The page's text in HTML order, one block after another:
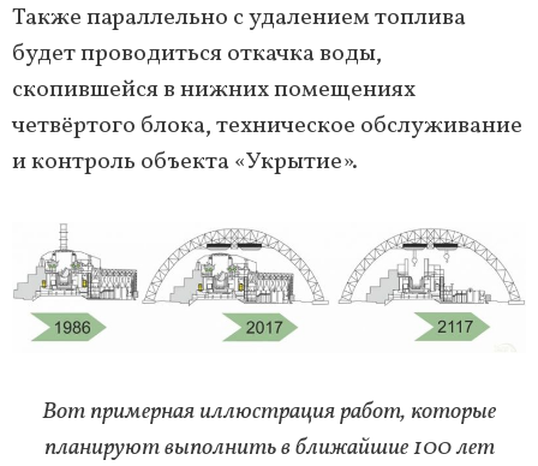
Также параллельно с удалением топлива
будет проводиться откачка воды,
скопившейся в нижних помещениях
четвёртого блока, техническое обслуживание
и контроль объекта «Укрытие».
Вот примерная иллюстрация работ, которые
планируют выполнить в ближайшие 100 лет